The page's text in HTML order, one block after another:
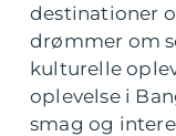
destinationer
drømmer om
kulturelle
oplevelse i
smag og